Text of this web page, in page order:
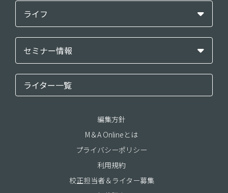
ライフ
セミナー情報
ライター一覧
編集方針
M＆A Onlineとは
プライバシーポリシー
利用規約
校正担当者＆ライター募集